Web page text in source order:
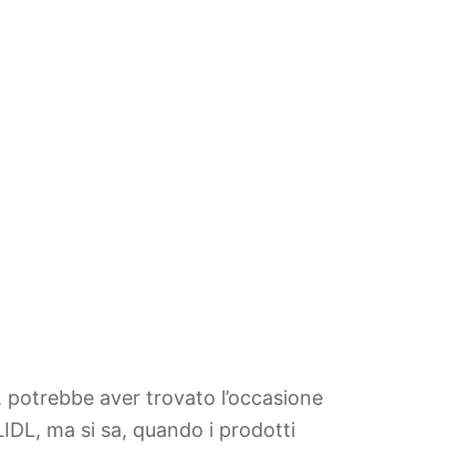
aver trovato l’occasione
ma si sa, quando i prodotti